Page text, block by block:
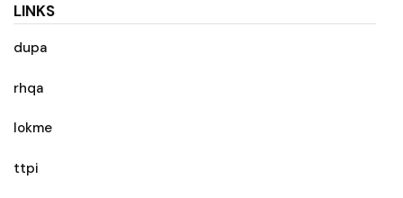
LINKS
dupa
rhqa
lokme
ttpi